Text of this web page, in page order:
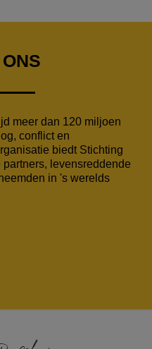
meer dan 120 miljoen
conflict en
biedt Stichting
levensreddende
in 's werelds